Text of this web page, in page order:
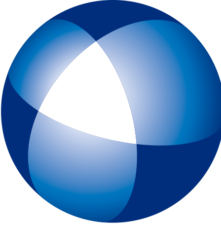
トップページ
IELTSとは
初めてIELTSを受験する方
テスト予約
一般会場申込みページ
特別会場申込みページ
IELTS チャイルド・プロテクション・ポリシー（18歳未満の受験者対象
スピーキングテスト日時リクエスト
受験最終案内
各種申請
IELTSコンピューター版
IELTS One Skill Retake
チュートリアル動画
IELTS練習問題（コンピューター版）
キーボードと機能について
IELTSペーパー版
IELTS 練習問題（ペーパー版）
高校生の皆様へ
JSAF-IELTS 団体受験（特別会場実施）およびIELTSセミナー
IELTS推進校
JSAF-IELTS Academic Partner
IELTSティーチャー・トレーニング・コース
英語担当教員向け IELTS受験料助成制度
IELTSで移住・就職（ジェネラル・トレーニング・モジュールについて
IELTSのクオリティーと公平性の確保について